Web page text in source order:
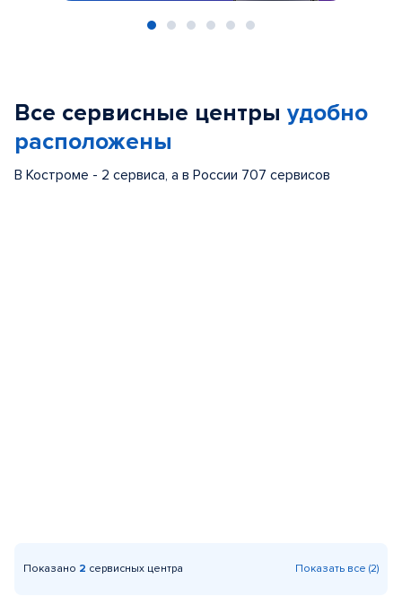
Все сервисные центры удобно
расположены
В Костроме - 2 сервиса, а в России 707 сервисов
Показано 2 сервисных центра Показать все (2)